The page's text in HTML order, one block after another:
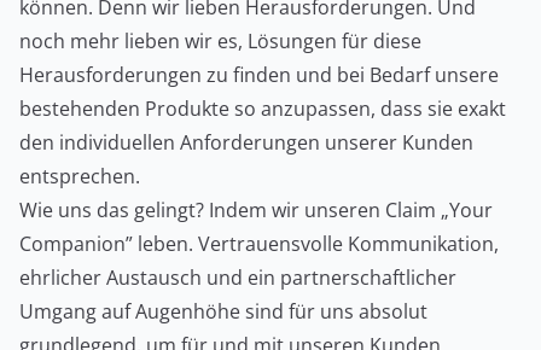
können. Denn wir lieben Herausforderungen. Und
noch mehr lieben wir es, Lösungen für diese
Herausforderungen zu finden und bei Bedarf unsere
bestehenden Produkte so anzupassen, dass sie exakt
den individuellen Anforderungen unserer Kunden
entsprechen.
Wie uns das gelingt? Indem wir unseren Claim „Your
Companion” leben. Vertrauensvolle Kommunikation,
ehrlicher Austausch und ein partnerschaftlicher
Umgang auf Augenhöhe sind für uns absolut